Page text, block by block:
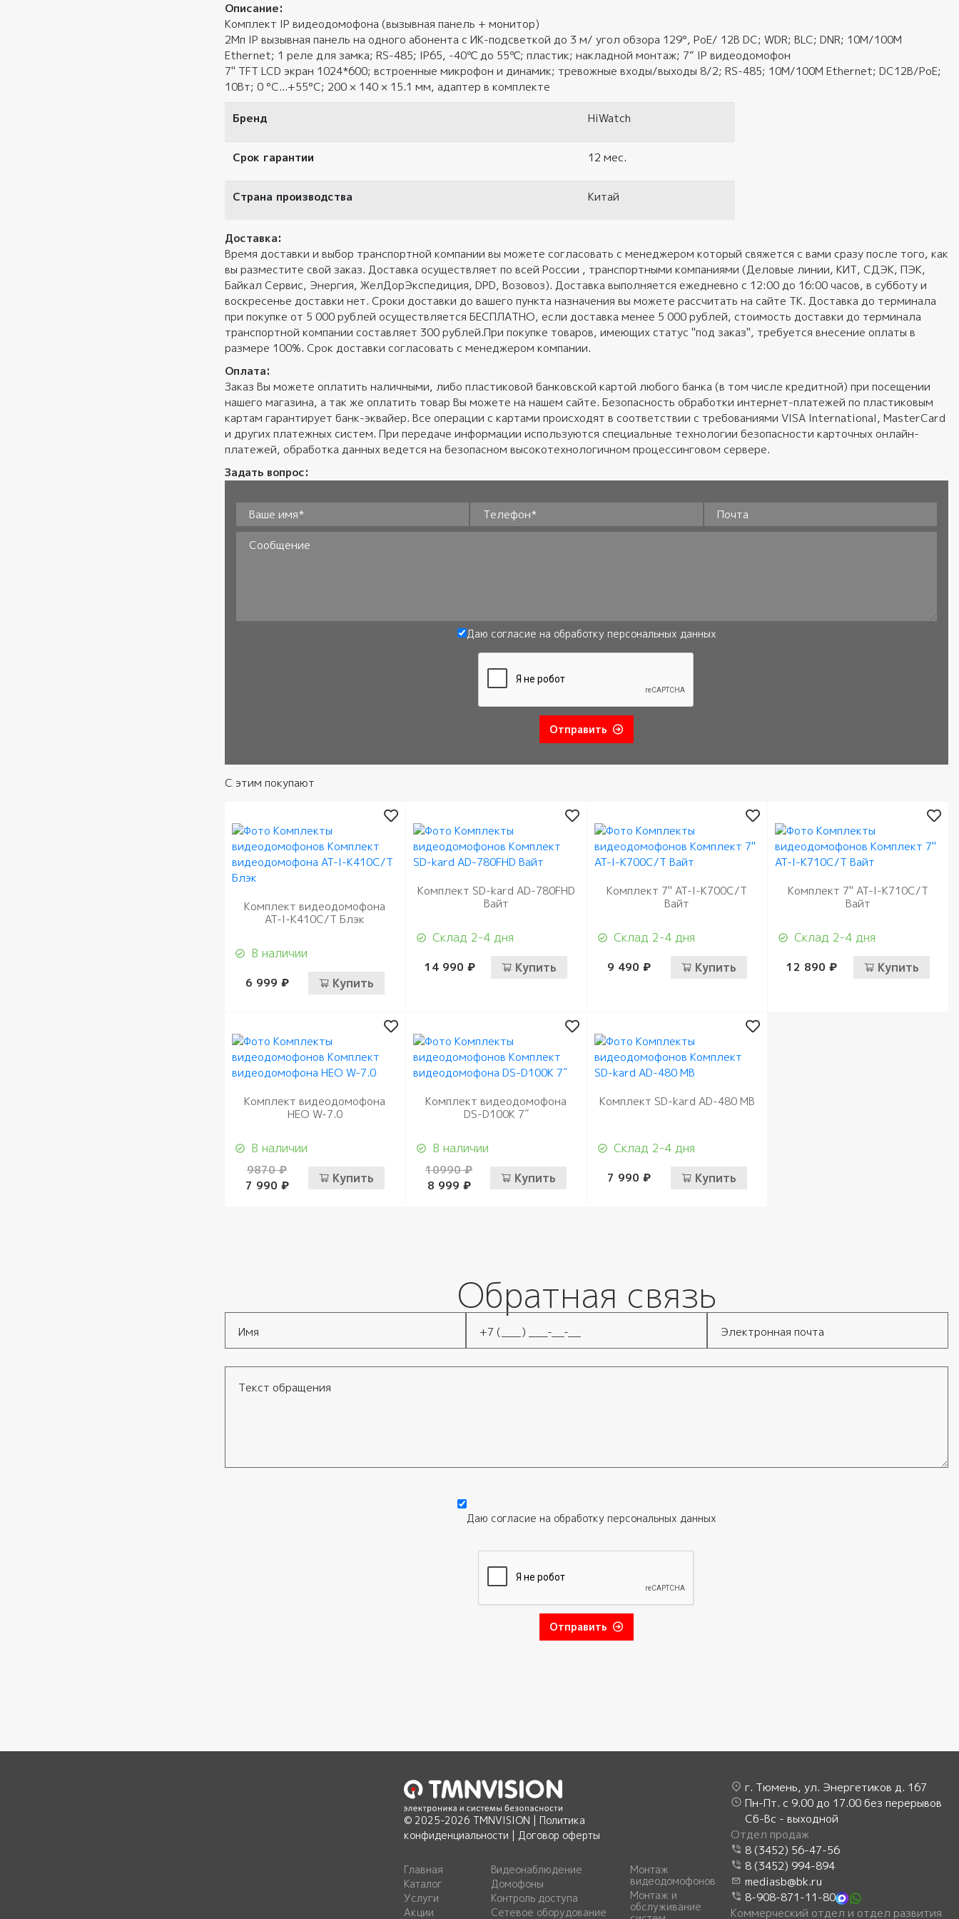
Описание:
Комплект IP видеодомофона (вызывная панель + монитор)
2Мп IP вызывная панель на одного абонента с ИК-подсветкой до 3 м/ угол обзора 129°, PoE/ 12В DC; WDR; BLC; DNR; 10M/100M
Ethernet; 1 реле для замка; RS-485; IP65, -40℃ до 55℃; пластик; накладной монтаж; 7“ IP видеодомофон
7" TFT LCD экран 1024*600; встроенные микрофон и динамик; тревожные входы/выходы 8/2; RS-485; 10M/100M Ethernet; DC12В/PoE;
10Вт; 0 °C...+55°C; 200 × 140 × 15.1 мм, адаптер в комплекте
Бренд HiWatch
Срок гарантии 12 мес.
Страна производства Китай
Доставка:
Время доставки и выбор транспортной компании вы можете согласовать с менеджером который свяжется с вами сразу после того, как
вы разместите свой заказ. Доставка осуществляет по всей России , транспортными компаниями (Деловые линии, КИТ, СДЭК, ПЭК,
Байкал Сервис, Энергия, ЖелДорЭкспедиция, DPD, Возовоз). Доставка выполняется ежедневно с 12:00 до 16:00 часов, в субботу и
воскресенье доставки нет. Сроки доставки до вашего пункта назначения вы можете рассчитать на сайте ТК. Доставка до терминала
при покупке от 5 000 рублей осуществляется БЕСПЛАТНО, если доставка менее 5 000 рублей, стоимость доставки до терминала
транспортной компании составляет 300 рублей.При покупке товаров, имеющих статус "под заказ", требуется внесение оплаты в
размере 100%. Срок доставки согласовать с менеджером компании.
Оплата:
Заказ Вы можете оплатить наличными, либо пластиковой банковской картой любого банка (в том числе кредитной) при посещении
нашего магазина, а так же оплатить товар Вы можете на нашем сайте. Безопасность обработки интернет-платежей по пластиковым
картам гарантирует банк-эквайер. Все операции с картами происходят в соответствии с требованиями VISA International, MasterCard
и других платежных систем. При передаче информации используются специальные технологии безопасности карточных онлайн-
платежей, обработка данных ведется на безопасном высокотехнологичном процессинговом сервере.
Задать вопрос:
Ваше имя** Телефон* Почта
Даю согласие на обработку персональных данных
Отправить
С этим покупают
Комплект видеодомофона
AT-I-K410C/T Блэк
В наличии
6 999 ₽ Купить
Комплект SD-kard AD-780FHD
Вайт
Склад 2-4 дня
14 990 ₽ Купить
Комплект 7" AT-I-K700C/T
Вайт
Склад 2-4 дня
9 490 ₽ Купить
Комплект 7" AT-I-K710C/T
Вайт
Склад 2-4 дня
12 890 ₽ Купить
Комплект видеодомофона
НЕО W-7.0
В наличии
9870 ₽
7 990 ₽
Купить
Комплект видеодомофона
DS-D100K 7″
В наличии
10990 ₽
8 999 ₽
Купить
Комплект SD-kard AD-480 MB
Склад 2-4 дня
7 990 ₽ Купить
Обратная связь
Даю согласие на обработку персональных данных
Отправить
© 2025-2026 TMNVISION | Политика
конфиденциальности | Договор оферты
Главная
Каталог
Услуги
Акции
Видеонаблюдение
Домофоны
Контроль доступа
Сетевое оборудование
Монтаж
видеодомофонов
Монтаж и
обслуживание
г. Тюмень, ул. Энергетиков д. 167
Пн-Пт. с 9.00 до 17.00 без перерывов
Сб-Вс - выходной
Отдел продаж
8 (3452) 56-47-56
8 (3452) 994-894
mediasb@bk.ru
8-908-871-11-80
Коммерческий отдел и отдел развития